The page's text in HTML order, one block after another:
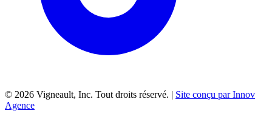
© 2026 Vigneault, Inc. Tout droits réservé. | Site conçu par Innov
Agence